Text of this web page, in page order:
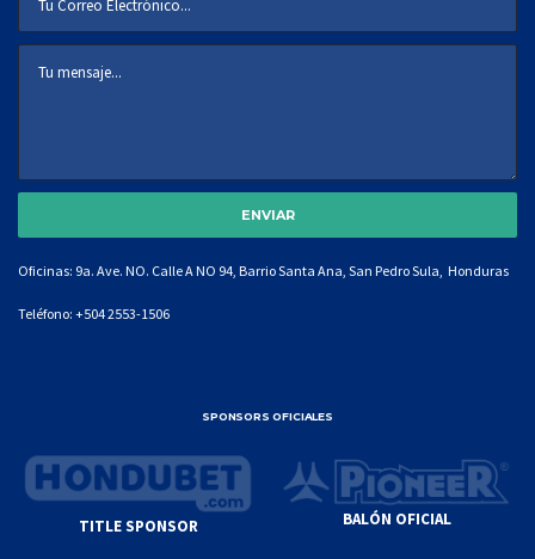
Oficinas: 9a. Ave. NO. Calle A NO 94, Barrio Santa Ana, San Pedro Sula, Honduras
Teléfono: +504 2553-1506
SPONSORS OFICIALES
TITLE SPONSOR BALÓN OFICIAL